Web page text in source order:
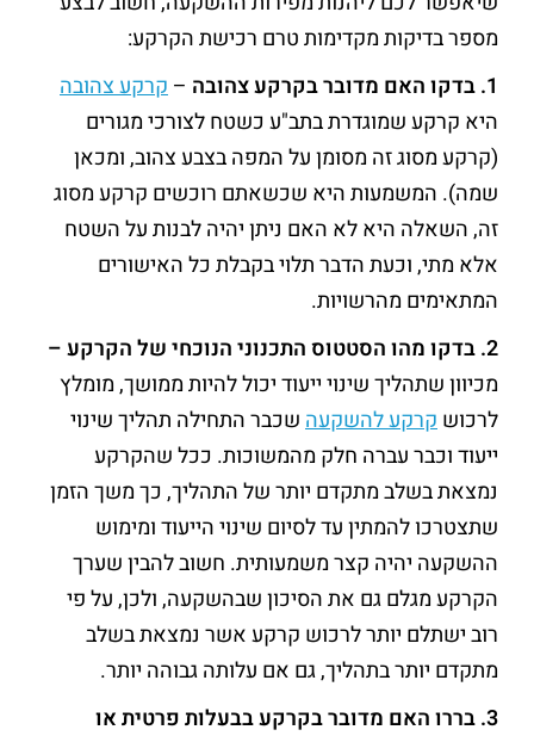
מספר בדיקות מקדימות טרם רכישת הקרקע:
1. בדקו האם מדובר בקרקע צהובה
–קרקע צהובה
היא קרקע שמוגדרת בתב"ע כשטח לצורכי מגורים
(קרקע מסוג זה מסומן על המפה בצבע צהוב, ומכאן
שמה). המשמעות היא שכשאתם רוכשים קרקע מסוג
זה, השאלה היא לא האם ניתן יהיה לבנות על השטח
אלא מתי, וכעת הדבר תלוי בקבלת כל האישורים
המתאימים מהרשויות.
2. בדקו מהו הסטטוס התכנוני הנוכחי של הקרקע
–
מכיוון שתהליך שינוי ייעוד יכול להיות ממושך, מומלץ
לרכושקרקע להשקעהשכבר התחילה תהליך שינוי
ייעוד וכבר עברה חלק מהמשוכות. ככל שהקרקע
נמצאת בשלב מתקדם יותר של התהליך, כך משך הזמן
שתצטרכו להמתין עד לסיום שינוי הייעוד ומימוש
ההשקעה יהיה קצר משמעותית. חשוב להבין שערך
הקרקע מגלם גם את הסיכון שבהשקעה, ולכן, על פי
רוב ישתלם יותר לרכוש קרקע אשר נמצאת בשלב
מתקדם יותר בתהליך, גם אם עלותה גבוהה יותר.
3. בררו האם מדובר בקרקע בבעלות פרטית או